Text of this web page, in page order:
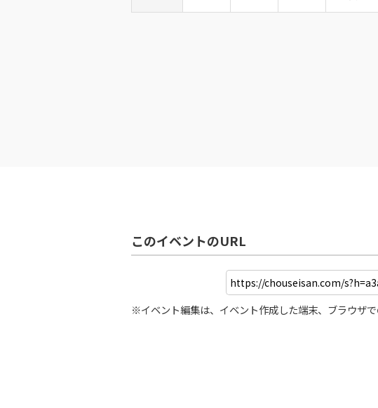
このイベントのURL
※イベント編集は、イベント作成した端末、ブラウザ